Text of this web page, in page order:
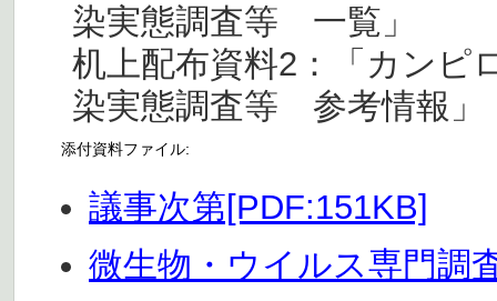
染実態調査等 一覧」
机上配布資料2：「カン
染実態調査等 参考情報」
添付資料ファイル:
議事次第[PDF:151KB]
微生物・ウイルス専門調